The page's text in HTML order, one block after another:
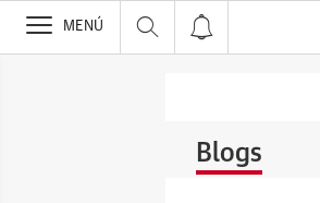
>
MENÚ
Blogs